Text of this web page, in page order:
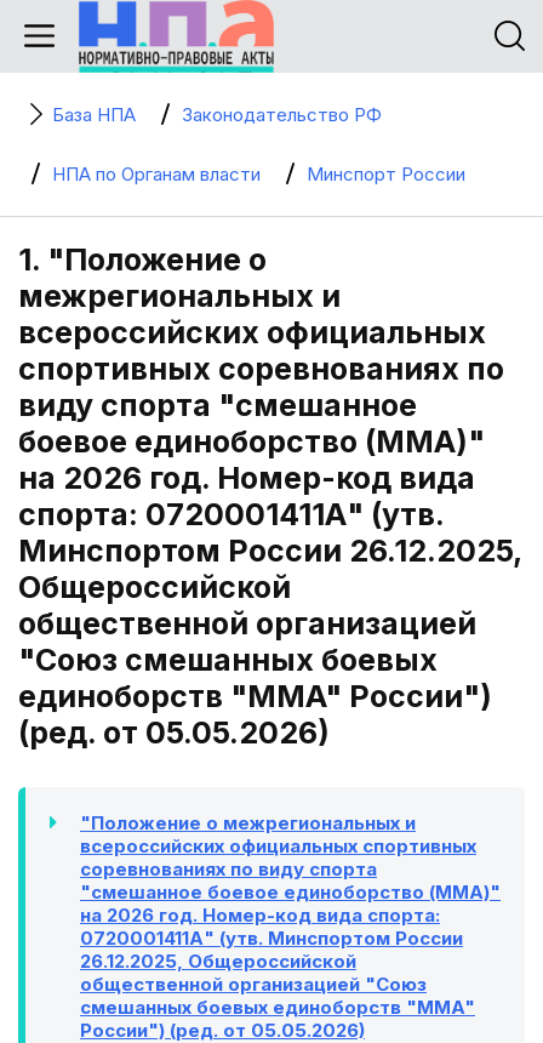
База НПА Законодательство РФ
НПА по Органам власти Минспорт России
1. "Положение о
межрегиональных и
всероссийских официальных
спортивных соревнованиях по
виду спорта "смешанное
боевое единоборство (MMA)"
на 2026 год. Номер-код вида
спорта: 0720001411А" (утв.
Минспортом России 26.12.2025,
Общероссийской
общественной организацией
"Союз смешанных боевых
единоборств "MMA" России")
(ред. от 05.05.2026)
"Положение о межрегиональных и
всероссийских официальных спортивных
соревнованиях по виду спорта
"смешанное боевое единоборство (MMA)"
на 2026 год. Номер-код вида спорта:
0720001411А" (утв. Минспортом России
26.12.2025, Общероссийской
общественной организацией "Союз
смешанных боевых единоборств "MMA"
России") (ред. от 05.05.2026)